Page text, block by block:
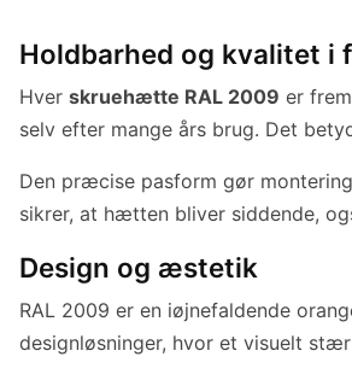
Holdbarhed og kvalitet i
Hver skruehætte RAL 2009 er
selv efter mange års brug. Det
Den præcise pasform gør
sikrer, at hætten bliver siddende,
Design og æstetik
RAL 2009 er en iøjnefaldende
designløsninger, hvor et visuelt